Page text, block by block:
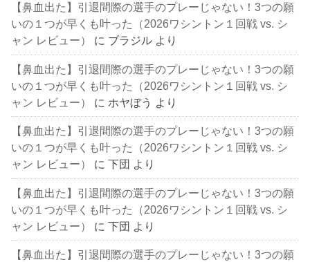
【鼻血出た】引退間際の選手のプレーじゃない！3つの願
いの１つが早くも叶った（2026ワシントン１回戦 vs. シ
ャン レビュー）
に ブラジル より
【鼻血出た】引退間際の選手のプレーじゃない！3つの願
いの１つが早くも叶った（2026ワシントン１回戦 vs. シ
ャン レビュー）
に ホヤぼう より
【鼻血出た】引退間際の選手のプレーじゃない！3つの願
いの１つが早くも叶った（2026ワシントン１回戦 vs. シ
ャン レビュー）
に下団 より
【鼻血出た】引退間際の選手のプレーじゃない！3つの願
いの１つが早くも叶った（2026ワシントン１回戦 vs. シ
ャン レビュー）
に下団 より
【鼻血出た】引退間際の選手のプレーじゃない！3つの願